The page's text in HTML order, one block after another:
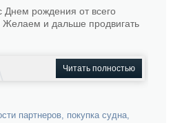
Днем рождения от всего
Желаем и дальше продвигать
Читать полностью
партнеров, покупка судна,